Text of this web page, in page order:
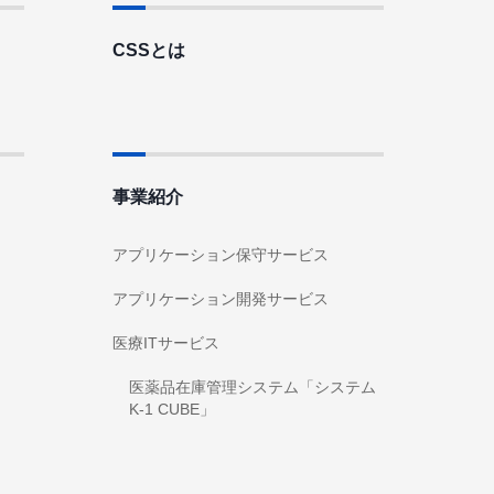
CSSとは
事業紹介
アプリケーション保守サービス
アプリケーション開発サービス
医療ITサービス
医薬品在庫管理システム「システム
K-1 CUBE」